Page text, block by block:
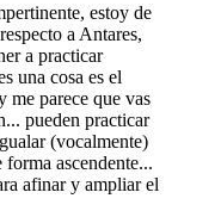
estoy de
a Antares,
a practicar
una cosa es el
me parece que vas
pueden practicar
(vocalmente)
forma ascendente...
afinar y ampliar el